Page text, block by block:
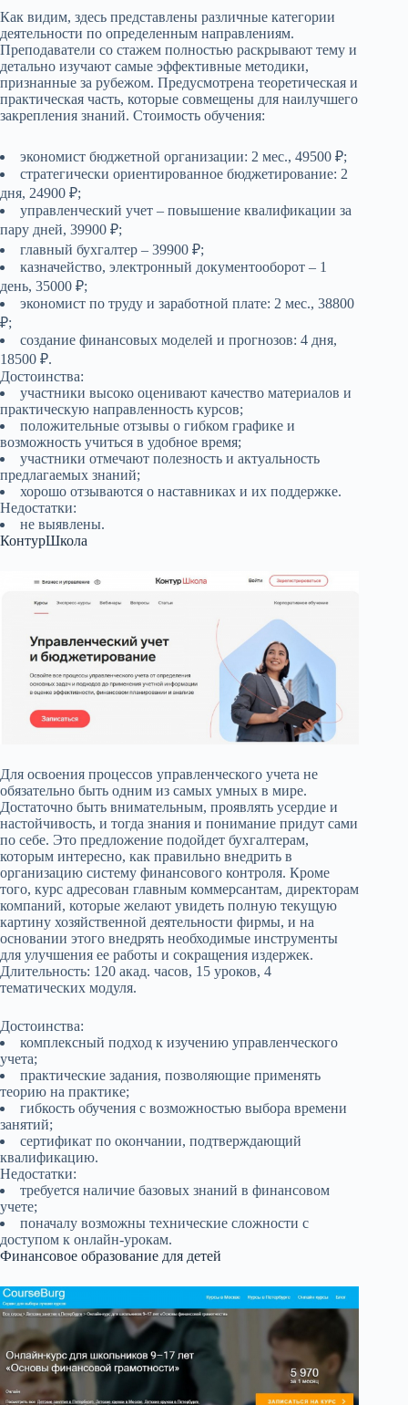
Как видим, здесь представлены различные категории
деятельности по определенным направлениям.
Преподаватели со стажем полностью раскрывают тему и
детально изучают самые эффективные методики,
признанные за рубежом. Предусмотрена теоретическая и
практическая часть, которые совмещены для наилучшего
закрепления знаний. Стоимость обучения:
экономист бюджетной организации: 2 мес., 49500 ₽;
стратегически ориентированное бюджетирование: 2
дня, 24900 ₽;
управленческий учет – повышение квалификации за
пару дней, 39900 ₽;
главный бухгалтер – 39900 ₽;
казначейство, электронный документооборот – 1
день, 35000 ₽;
экономист по труду и заработной плате: 2 мес., 38800
₽;
создание финансовых моделей и прогнозов: 4 дня,
18500 ₽.
Достоинства:
участники высоко оценивают качество материалов и
практическую направленность курсов;
положительные отзывы о гибком графике и
возможность учиться в удобное время;
участники отмечают полезность и актуальность
предлагаемых знаний;
хорошо отзываются о наставниках и их поддержке.
Недостатки:
не выявлены.
КонтурШкола
Для освоения процессов управленческого учета не
обязательно быть одним из самых умных в мире.
Достаточно быть внимательным, проявлять усердие и
настойчивость, и тогда знания и понимание придут сами
по себе. Это предложение подойдет бухгалтерам,
которым интересно, как правильно внедрить в
организацию систему финансового контроля. Кроме
того, курс адресован главным коммерсантам, директорам
компаний, которые желают увидеть полную текущую
картину хозяйственной деятельности фирмы, и на
основании этого внедрять необходимые инструменты
для улучшения ее работы и сокращения издержек.
Длительность: 120 акад. часов, 15 уроков, 4
тематических модуля.
Достоинства:
комплексный подход к изучению управленческого
учета;
практические задания, позволяющие применять
теорию на практике;
гибкость обучения с возможностью выбора времени
занятий;
сертификат по окончании, подтверждающий
квалификацию.
Недостатки:
требуется наличие базовых знаний в финансовом
учете;
поначалу возможны технические сложности с
доступом к онлайн-урокам.
Финансовое образование для детей